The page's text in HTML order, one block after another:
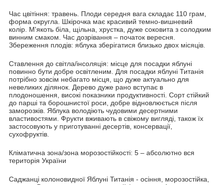
Час цвітіння: травень. Плоди середня вага складає 110 грам,
форма округла. Шкірочка має красивий темно-вишневий
колір. М'якоть біла, щільна, хрустка, дуже соковита з солодким
винним смаком. Час дозрівання – початок вересня.
Збереження плодів: яблука зберігатися близько двох місяців.
Ставлення до світла/інсоляція: місце для посадки яблуні
повинно бути добре освітленим. Для посадки яблуні Титанія
потрібно зовсім небагато місця, що дуже актуально для
невеликих ділянок. Дерево дуже рано вступає в
плодоношення, високі показники продуктивності. Сорт стійкий
до парші та борошнистої роси, добре відновлюється після
заморозків. Яблука володіють чудовими десертними
властивостями. Фрукти вживають в свіжому вигляді, також їх
застосовують у приготуванні десертів, консервації,
сухофруктів.
Кліматична зона/зона морозостійкості: 5 – абсолютно вся
територія України
Саджанці колоновидної Яблуні Титанія - осіння, морозостійка,